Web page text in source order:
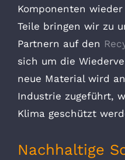
Komponenten
Teile bringen wir zu
Partnern auf den
sich um die
neue Material wird
Industrie zugeführt,
Klima geschützt
Nachhaltige